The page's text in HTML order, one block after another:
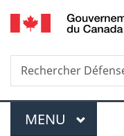
Rechercher
Défense
Menu
MENU